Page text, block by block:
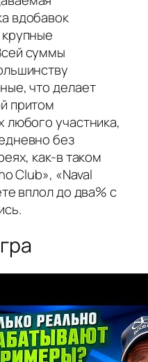
вдобавок
суммы
что делает
притом
любого участника,
без
как-в таком
Club», «Naval
вплол до два% с